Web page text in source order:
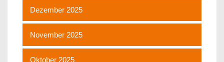
Dezember 2025
November 2025
Oktober 2025